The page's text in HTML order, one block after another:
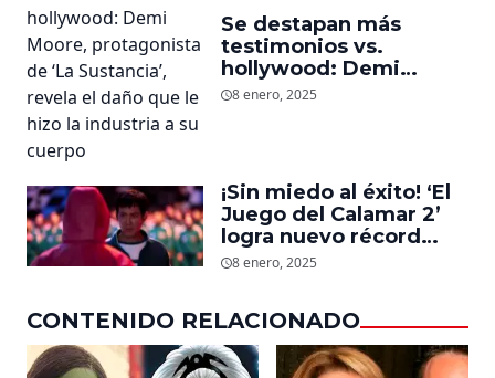
Se destapan más
testimonios vs.
hollywood: Demi
Moore, protagonista de
8 enero, 2025
¡Sin miedo al éxito! ‘El
Juego del Calamar 2’
logra nuevo récord
mundial en tan solo 11
8 enero, 2025
CONTENIDO RELACIONADO